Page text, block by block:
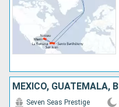
Seven Seas Prestige